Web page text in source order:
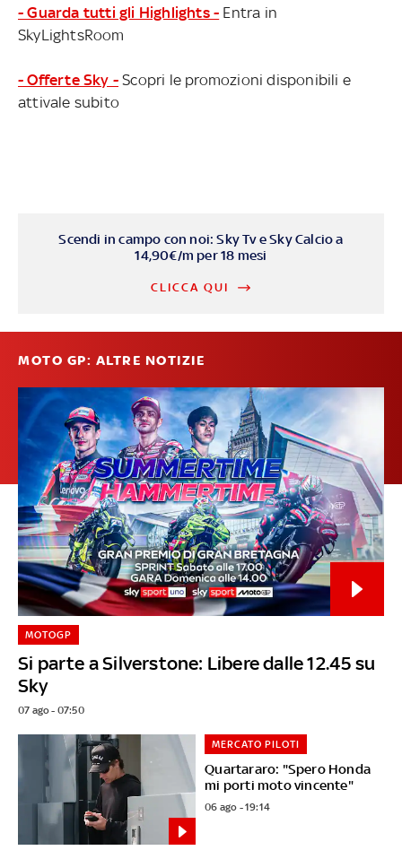
- Guarda tutti gli Highlights - Entra in
SkyLightsRoom
- Offerte Sky - Scopri le promozioni disponibili e
attivale subito
Scendi in campo con noi: Sky Tv e Sky Calcio a
14,90€/m per 18 mesi
CLICCA QUI
MOTO GP: ALTRE NOTIZIE
Si parte a Silverstone: Libere dalle 12.45 su
Sky
MOTOGP
07 ago - 07:50
Quartararo: "Spero Honda
mi porti moto vincente"
MERCATO PILOTI
06 ago - 19:14